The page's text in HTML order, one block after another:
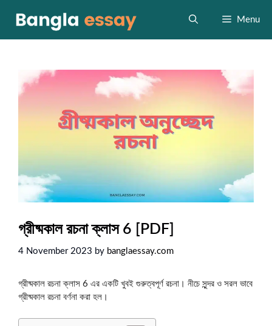
Menu
গ্রীষ্মকাল রচনা ক্লাস 6 [PDF]
4 November 2023 by banglaessay.com
গ্রীষ্মকাল রচনা ক্লাস 6 এর একটি খুবই গুরুত্বপূর্ণ রচনা। নীচে সুন্দর ও সরল ভাবে
গ্রীষ্মকাল রচনা বর্ণনা করা হল।